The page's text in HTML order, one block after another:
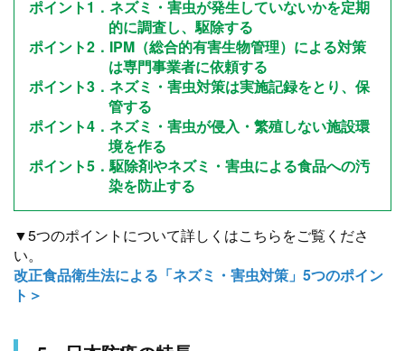
ポイント1．ネズミ・害虫が発生していないかを定期
的に調査し、駆除する
ポイント2．IPM（総合的有害生物管理）による対策
は専門事業者に依頼する
ポイント3．ネズミ・害虫対策は実施記録をとり、保
管する
ポイント4．ネズミ・害虫が侵入・繁殖しない施設環
境を作る
ポイント5．駆除剤やネズミ・害虫による食品への汚
染を防止する
▼5つのポイントについて詳しくはこちらをご覧くださ
い。
改正食品衛生法による「ネズミ・害虫対策」5つのポイン
ト＞